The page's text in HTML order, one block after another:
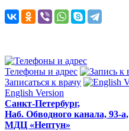
Телефоны и адрес
Записаться к врачу
English Version
Санкт-Петербург,
Наб. Обводного канала, 93-а,
МДЦ «Нептун»